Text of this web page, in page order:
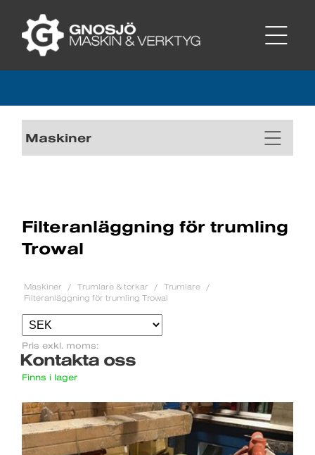
Maskiner
Filteranläggning för trumling
Trowal
Maskiner Trumlare & torkar
Trumlare
Filteranläggning för trumling Trowal
Pris exkl. moms:
Kontakta oss
Finns i lager